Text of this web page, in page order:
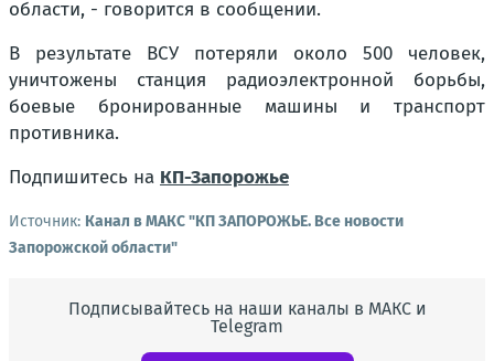
области, - говорится в сообщении.
В результате ВСУ потеряли около 500 человек,
уничтожены станция радиоэлектронной борьбы,
боевые бронированные машины и транспорт
противника.
Подпишитесь на КП-Запорожье
Источник: Канал в МАКС "КП ЗАПОРОЖЬЕ. Все новости
Запорожской области"
Подписывайтесь на наши каналы в МАКС и
Telegram